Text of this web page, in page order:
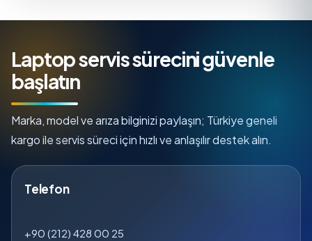
Laptop servis sürecini güvenle
başlatın
Marka, model ve arıza bilginizi paylaşın; Türkiye geneli
kargo ile servis süreci için hızlı ve anlaşılır destek alın.
Telefon
+90 (212) 428 00 25